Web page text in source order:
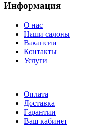
Информация
О нас
Наши салоны
Вакансии
Контакты
Услуги
Оплата
Доставка
Гарантии
Ваш кабинет